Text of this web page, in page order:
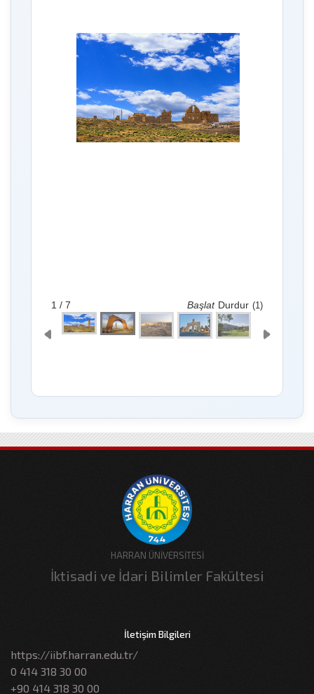
1 / 7 Başlat Durdur (1)
HARRAN ÜNİVERSİTESİ
İktisadi ve İdari Bilimler Fakültesi
İletişim Bilgileri
https://iibf.harran.edu.tr/
0 414 318 30 00
+90 414 318 30 00